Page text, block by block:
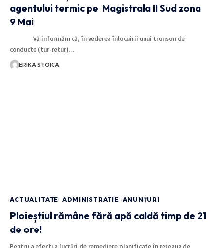
agentului termic pe Magistrala II Sud zona
9 Mai
Vă informăm că, în vederea înlocuirii unui tronson de
conducte (tur-retur)…
ERIKA STOICA
ACTUALITATE ADMINISTRATIE ANUNȚURI
Ploieștiul rămâne fără apă caldă timp de 21
de ore!
Pentru a efectua lucrări de remediere planificate în rețeaua de